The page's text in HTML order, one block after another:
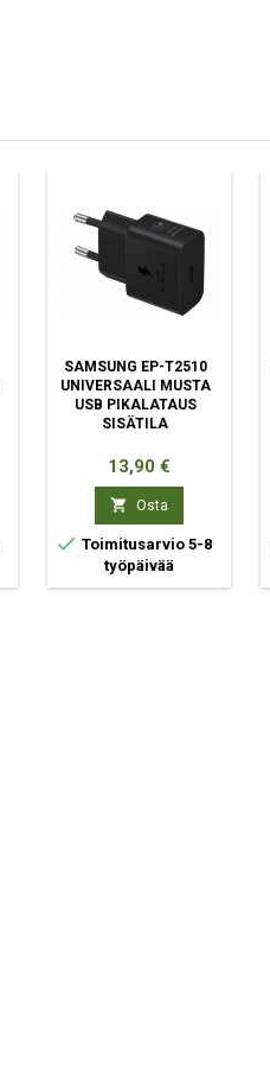
SAMSUNG EP-T2510
UNIVERSAALI MUSTA
USB PIKALATAUS
SISÄTILA
Hinta
13,90 €
 Osta
 Toimitusarvio 5-8
työpäivää